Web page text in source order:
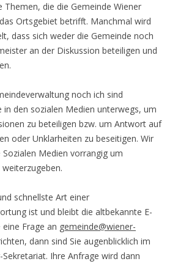
Themen, die die Gemeinde Wiener
Ortsgebiet betrifft. Manchmal wird
dass sich weder die Gemeinde noch
an der Diskussion beteiligen und
noch ich sind
in den sozialen Medien unterwegs, um
zu beteiligen bzw. um Antwort auf
oder Unklarheiten zu beseitigen. Wir
Medien vorrangig um
schnellste Art einer
ist und bleibt die altbekannte E-
eine Frage an gemeinde@wiener-
dann sind Sie augenblicklich im
Ihre Anfrage wird dann